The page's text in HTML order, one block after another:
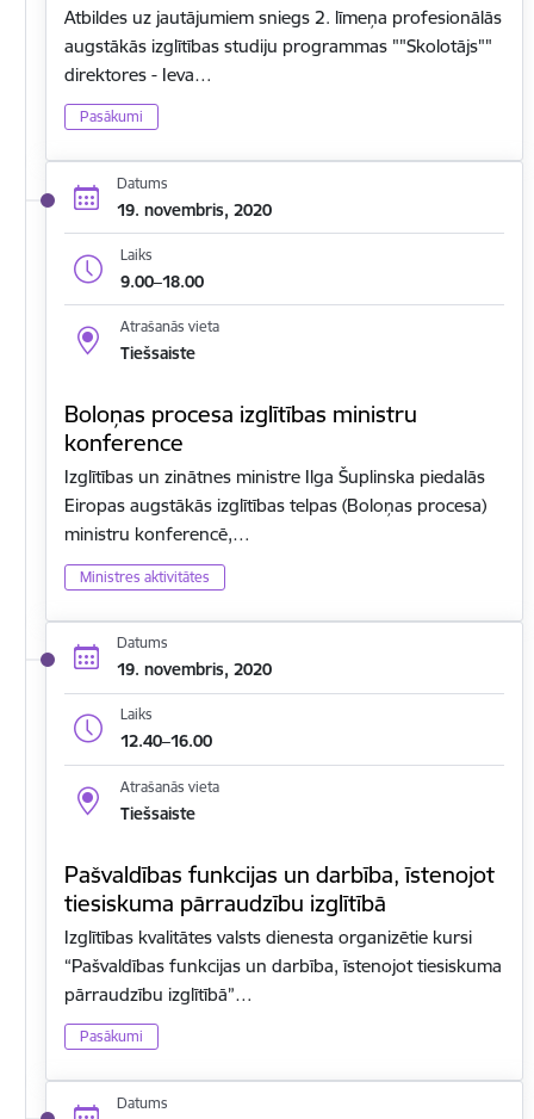
Atbildes uz jautājumiem sniegs 2. līmeņa profesionālās
augstākās izglītības studiju programmas ""Skolotājs""
direktores - Ieva…
Pasākumi
Datums
19. novembris, 2020
Laiks
9.00–18.00
Atrašanās vieta
Tiešsaiste
Boloņas procesa izglītības ministru
konference
Izglītības un zinātnes ministre Ilga Šuplinska piedalās
Eiropas augstākās izglītības telpas (Boloņas procesa)
ministru konferencē,…
Ministres aktivitātes
Datums
19. novembris, 2020
Laiks
12.40–16.00
Atrašanās vieta
Tiešsaiste
Pašvaldības funkcijas un darbība, īstenojot
tiesiskuma pārraudzību izglītībā
Izglītības kvalitātes valsts dienesta organizētie kursi
“Pašvaldības funkcijas un darbība, īstenojot tiesiskuma
pārraudzību izglītībā”…
Pasākumi
Datums